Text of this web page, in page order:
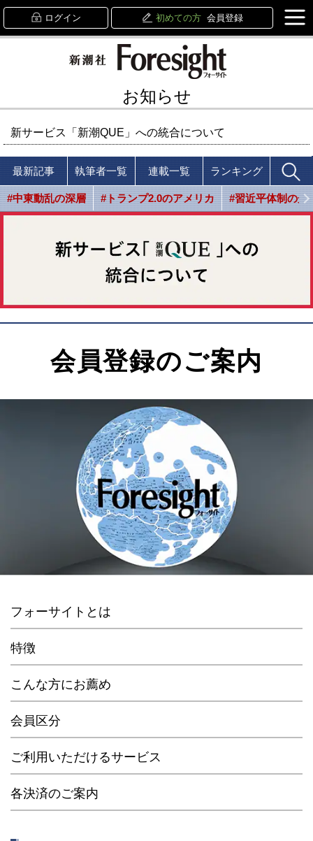
ログイン 初めての方 会員登録
お知らせ
新サービス「新潮QUE」への統合について
最新記事 執筆者一覧 連載一覧 ランキング
#中東動乱の深層 #トランプ2.0のアメリカ #習近平体制の光
会員登録のご案内
フォーサイトとは
特徴
こんな方にお薦め
会員区分
ご利用いただけるサービス
各決済のご案内